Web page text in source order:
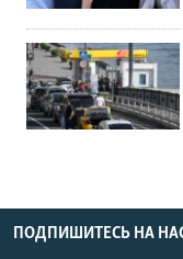
ПОДПИШИТЕСЬ НА